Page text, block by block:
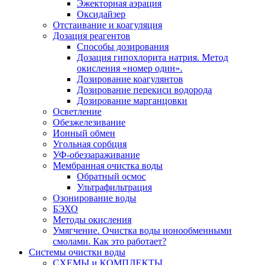
Эжекторная аэрация
Оксидайзер
Отстаивание и коагуляция
Дозация реагентов
Способы дозирования
Дозация гипохлорита натрия. Метод
окисления «номер один».
Дозирование коагулянтов
Дозирование перекиси водорода
Дозирование марганцовки
Осветление
Обезжелезивание
Ионный обмен
Угольная сорбция
УФ-обеззараживание
Мембранная очистка воды
Обратный осмос
Ультрафильтрация
Озонирование воды
БЭХО
Методы окисления
Умягчение. Очистка воды ионообменными
смолами. Как это работает?
Системы очистки воды